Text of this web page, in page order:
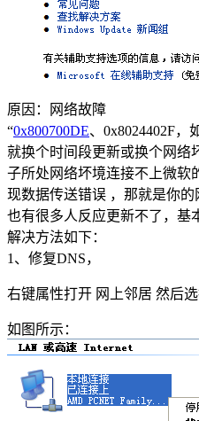
原因：网络故障
“0x800700DE、0x8024402F，
就换个时间段更新或换个网络
子所处网络坏境连接不上微软
现数据传送错误 ，那就是你
也有很多人反应更新不了，基
解决方法如下：
1、修复DNS，
右键属性打开 网上邻居 然后
如图所示：